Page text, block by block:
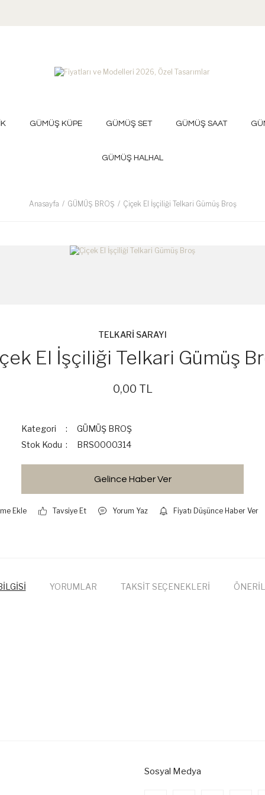
GÜMÜŞ KÜPE GÜMÜŞ SET GÜMÜŞ SAAT
GÜMÜŞ HALHAL
Anasayfa GÜMÜŞ BROŞ Çiçek El İşçiliği Telkari Gümüş Broş
TELKARİ SARAYI
El İşçiliği Telkari Gümüş
0,00 TL
Kategori
GÜMÜŞ BROŞ
Stok Kodu
BRS0000314
Gelince Haber Ver
Tavsiye Et Yorum Yaz Fiyatı Düşünce Haber Ver
YORUMLAR TAKSİT SEÇENEKLERİ
Sosyal Medya